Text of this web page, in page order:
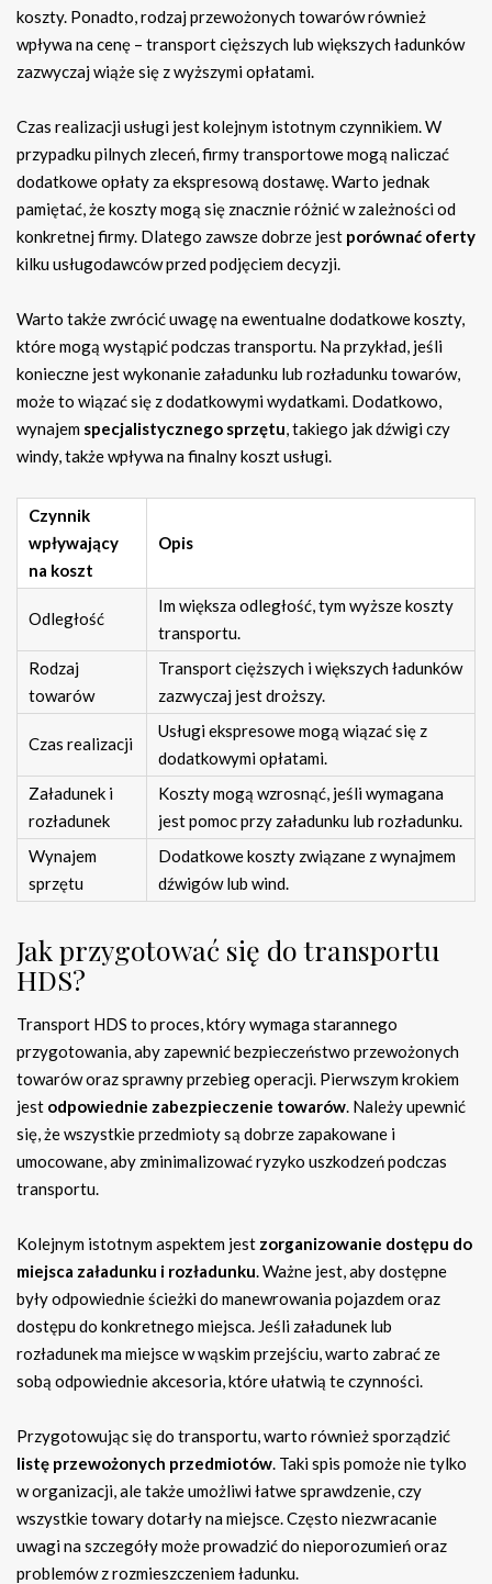
koszty. Ponadto, rodzaj przewożonych towarów również
wpływa na cenę – transport cięższych lub większych ładunków
zazwyczaj wiąże się z wyższymi opłatami.
Czas realizacji usługi jest kolejnym istotnym czynnikiem. W
przypadku pilnych zleceń, firmy transportowe mogą naliczać
dodatkowe opłaty za ekspresową dostawę. Warto jednak
pamiętać, że koszty mogą się znacznie różnić w zależności od
konkretnej firmy. Dlatego zawsze dobrze jest porównać oferty
kilku usługodawców przed podjęciem decyzji.
Warto także zwrócić uwagę na ewentualne dodatkowe koszty,
które mogą wystąpić podczas transportu. Na przykład, jeśli
konieczne jest wykonanie załadunku lub rozładunku towarów,
może to wiązać się z dodatkowymi wydatkami. Dodatkowo,
wynajem specjalistycznego sprzętu , takiego jak dźwigi czy
windy, także wpływa na finalny koszt usługi.
Czynnik
wpływający
na koszt
Opis
Odległość
Im większa odległość, tym wyższe koszty
transportu.
Rodzaj
towarów
Transport cięższych i większych ładunków
zazwyczaj jest droższy.
Czas realizacji
Usługi ekspresowe mogą wiązać się z
dodatkowymi opłatami.
Załadunek i
rozładunek
Koszty mogą wzrosnąć, jeśli wymagana
jest pomoc przy załadunku lub rozładunku.
Wynajem
sprzętu
Dodatkowe koszty związane z wynajmem
dźwigów lub wind.
Jak przygotować się do transportu
HDS?
Transport HDS to proces, który wymaga starannego
przygotowania, aby zapewnić bezpieczeństwo przewożonych
towarów oraz sprawny przebieg operacji. Pierwszym krokiem
jest odpowiednie zabezpieczenie towarów . Należy upewnić
się, że wszystkie przedmioty są dobrze zapakowane i
umocowane, aby zminimalizować ryzyko uszkodzeń podczas
transportu.
Kolejnym istotnym aspektem jest zorganizowanie dostępu do
miejsca załadunku i rozładunku . Ważne jest, aby dostępne
były odpowiednie ścieżki do manewrowania pojazdem oraz
dostępu do konkretnego miejsca. Jeśli załadunek lub
rozładunek ma miejsce w wąskim przejściu, warto zabrać ze
sobą odpowiednie akcesoria, które ułatwią te czynności.
Przygotowując się do transportu, warto również sporządzić
listę przewożonych przedmiotów . Taki spis pomoże nie tylko
w organizacji, ale także umożliwi łatwe sprawdzenie, czy
wszystkie towary dotarły na miejsce. Często niezwracanie
uwagi na szczegóły może prowadzić do nieporozumień oraz
problemów z rozmieszczeniem ładunku.